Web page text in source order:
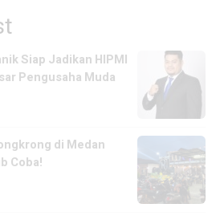
Siap Jadikan HIPMI
Pengusaha Muda
di Medan
Coba!